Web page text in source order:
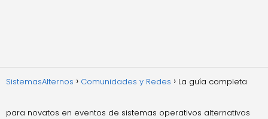
SistemasAlternos Comunidades y Redes La guía completa
para novatos en eventos de sistemas operativos alternativos